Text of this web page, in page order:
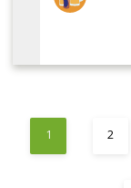
1 2